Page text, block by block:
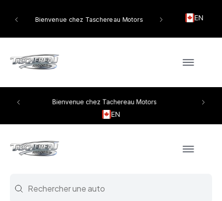
Bienvenue chez Taschereau Motors EN
Bienvenue chez Tachereau Motors
EN